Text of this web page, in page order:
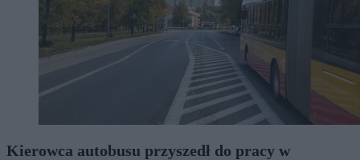
Kierowca autobusu przyszedł do pracy w